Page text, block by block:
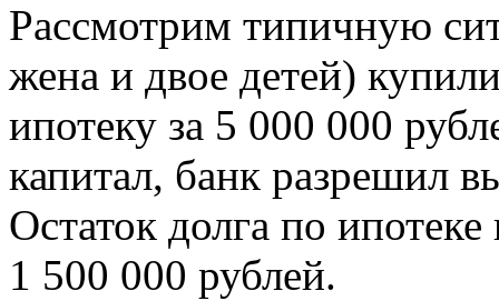
Рассмотрим типичную
жена и двое детей)
ипотеку за 5 000 000
капитал, банк разрешил
Остаток долга по
1 500 000 рублей.